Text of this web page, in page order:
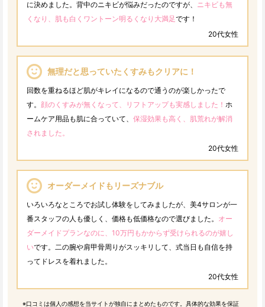
に決めました。背中のニキビが悩みだったのですが、 ニキビも無
くなり、肌も白くワントーン明るくなり大満足です！
20代女性
無理だと思っていたくすみもクリアに！
回数を重ねるほど肌がキレイになるので通うのが楽しかったで
す。 顔のくすみが無くなって、リフトアップも実感しました！ ホ
ームケア用品も肌に合っていて、 保湿効果も高く、肌荒れが解消
されました。
20代女性
オーダーメイドもリーズナブル
いろいろなところでお試し体験をしてみましたが、美4サロンが一
番スタッフの人も優しく、価格も低価格なので選びました。 オー
ダーメイドプランなのに、10万円もかからず受けられるのが嬉し
いです。二の腕や肩甲骨周りがスッキリして、式当日も自信を持
ってドレスを着れました。
20代女性
※口コミは個人の感想を当サイトが独自にまとめたものです。具体的な効果を保証